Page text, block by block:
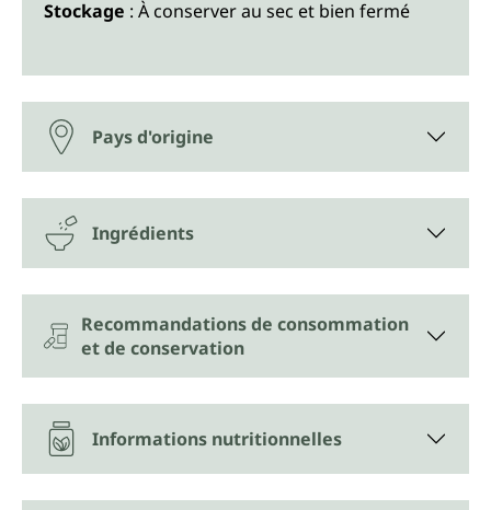
Stockage : À conserver au sec et bien fermé
Pays d'origine
Ingrédients
Recommandations de consommation
et de conservation
Informations nutritionnelles